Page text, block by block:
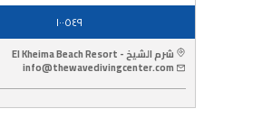
١٠٠٥٤٩
شرم الشيخ - El Kheima Beach Resort
info@thewavedivingcenter.com